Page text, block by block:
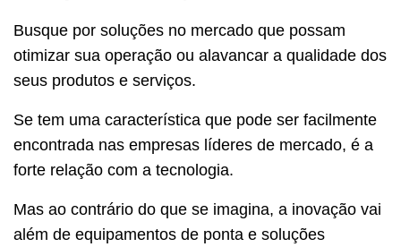
Busque por soluções no mercado que possam
otimizar sua operação ou alavancar a qualidade dos
seus produtos e serviços.
Se tem uma característica que pode ser facilmente
encontrada nas empresas líderes de mercado, é a
forte relação com a tecnologia.
Mas ao contrário do que se imagina, a inovação vai
além de equipamentos de ponta e soluções